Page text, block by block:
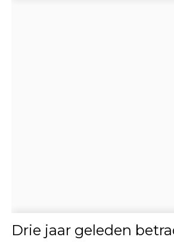
Drie jaar geleden